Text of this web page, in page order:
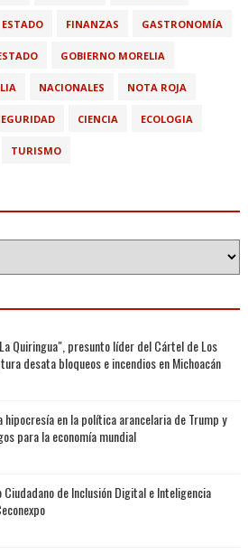
ESTADO FINANZAS GASTRONOMÍA
GOBIERNO MORELIA
NACIONALES NOTA ROJA
CIENCIA ECOLOGIA
TURISMO
Quiringua", presunto líder del Cártel de Los
desata bloqueos e incendios en Michoacán
en la política arancelaria de Trump y
para la economía mundial
Ciudadano de Inclusión Digital e Inteligencia